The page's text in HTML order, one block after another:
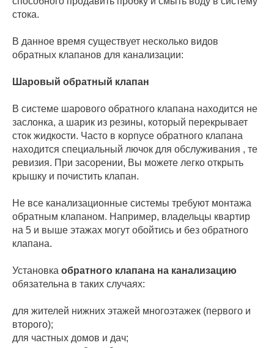
стока.
В данное время существует несколько видов
обратных клапанов для канализации:
Шаровый обратный клапан
В системе шарового обратного клапана находится не
заслонка, а шарик из резины, который перекрывает
сток жидкости. Часто в корпусе обратного клапана
находится специальный лючок для обслуживания , те
ревизия. При засорении, Вы можете легко открыть
крышку и почистить клапан.
Не все канализационные системы требуют монтажа
обратным клапаном. Например, владельцы квартир
на 5 и выше этажах могут обойтись и без обратного
клапана.
Установка обратного клапана на канализацию
обязательна в таких случаях:
для жителей нижних этажей многоэтажек (первого и
второго);
для частных домов и дач;